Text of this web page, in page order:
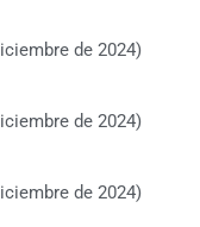
de 2024)
de 2024)
de 2024)